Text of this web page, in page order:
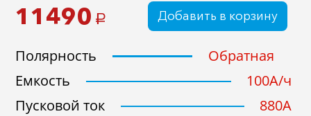
11490 a Добавить в корзину
Полярность
Обратная
Емкость
100A/ч
Пусковой ток
880A